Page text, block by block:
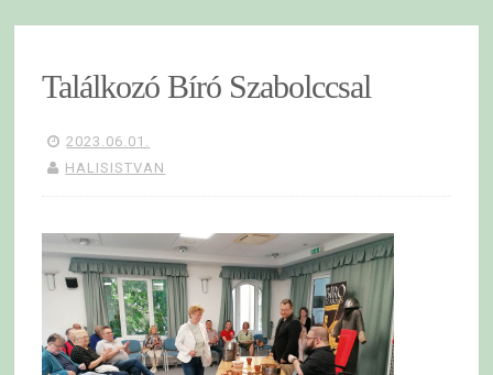
Találkozó Bíró Szabolccsal
2023.06.01.
HALISISTVAN